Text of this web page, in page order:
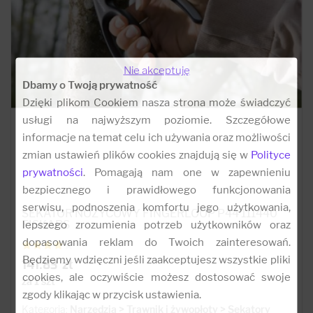
SEKATOR NOŻYCOWY FINGERLOOP P44 111440
FISKARS
141.83 zł
za 1 szt
Nie akceptuję
Dbamy o Twoją prywatność
Dzięki plikom Cookiem nasza strona może świadczyć
usługi na najwyższym poziomie. Szczegółowe
informacje na temat celu ich używania oraz możliwości
zmian ustawień plików cookies znajdują się w Polityce
prywatności. Pomagają nam one w zapewnieniu
bezpiecznego i prawidłowego funkcjonowania
serwisu, podnoszenia komfortu jego użytkowania,
lepszego zrozumienia potrzeb użytkowników oraz
dopasowania reklam do Twoich zainteresowań.
Będziemy wdzięczni jeśli zaakceptujesz wszystkie pliki
cookies, ale oczywiście możesz dostosować swoje
zgody klikając w przycisk ustawienia.